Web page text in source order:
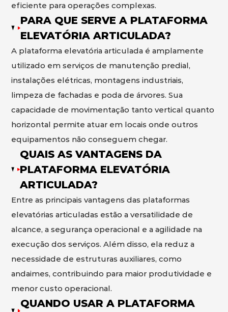
eficiente para operações complexas.
PARA QUE SERVE A PLATAFORMA
ELEVATÓRIA ARTICULADA?
A plataforma elevatória articulada é amplamente
utilizado em serviços de manutenção predial,
instalações elétricas, montagens industriais,
limpeza de fachadas e poda de árvores. Sua
capacidade de movimentação tanto vertical quanto
horizontal permite atuar em locais onde outros
equipamentos não conseguem chegar.
QUAIS AS VANTAGENS DA
PLATAFORMA ELEVATÓRIA
ARTICULADA?
Entre as principais vantagens das plataformas
elevatórias articuladas estão a versatilidade de
alcance, a segurança operacional e a agilidade na
execução dos serviços. Além disso, ela reduz a
necessidade de estruturas auxiliares, como
andaimes, contribuindo para maior produtividade e
menor custo operacional.
QUANDO USAR A PLATAFORMA